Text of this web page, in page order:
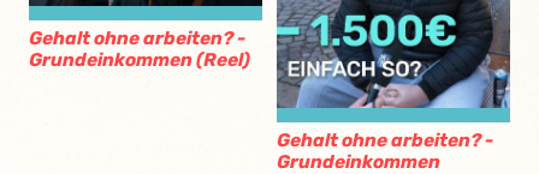
Gehalt ohne arbeiten? -
Grundeinkommen (Reel)
Gehalt ohne arbeiten? -
Grundeinkommen